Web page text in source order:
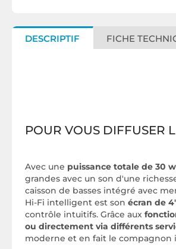
DESCRIPTIF FICHE
POUR VOUS DIFFUSER
Avec une puissance totale de 30
grandes avec un son d'une
caisson de basses intégré avec
Hi-Fi intelligent est son écran de
contrôle intuitifs. Grâce aux
ou directement via différents
moderne et en fait le compagnon